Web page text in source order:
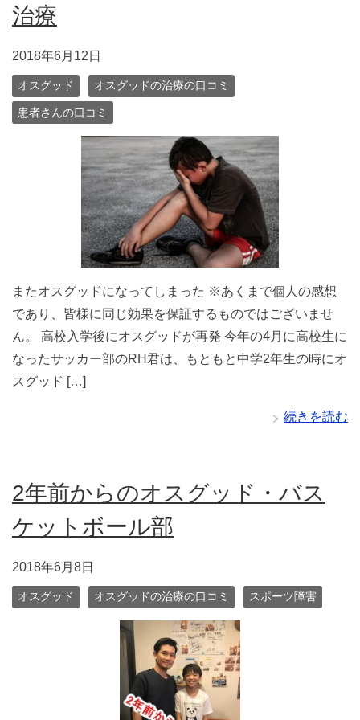
治療
2018年6月12日
オスグッド オスグッドの治療の口コミ
患者さんの口コミ
またオスグッドになってしまった ※あくまで個人の感想
であり、皆様に同じ効果を保証するものではございませ
ん。 高校入学後にオスグッドが再発 今年の4月に高校生に
なったサッカー部のRH君は、もともと中学2年生の時にオ
スグッド […]
続きを読む
2年前からのオスグッド・バス
ケットボール部
2018年6月8日
オスグッド オスグッドの治療の口コミ スポーツ障害